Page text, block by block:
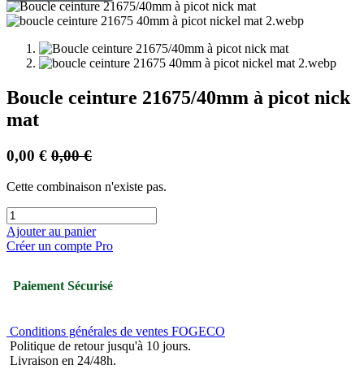
Boucle ceinture 21675/40mm à picot nick
mat
0,00 € 0,00€
Cette combinaison n'existe pas.
Ajouter au panier
Créer un compte Pro
Paiement Sécurisé
Conditions générales de ventes FOGECO
Politique de retour jusqu'à 10 jours.
Livraison en 24/48h.